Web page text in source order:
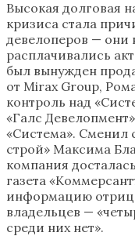
Высокая долговая
кризиса стала
девелоперов — они
расплачивались
был вынужден
от Mirax Group,
контроль над
«Галс
«Система». Сменил
строй» Максима
компания
газета
информацию
владельцев —
среди них нет».